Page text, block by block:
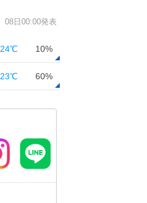
08日00:00発表
24℃ 10%
23℃ 60%